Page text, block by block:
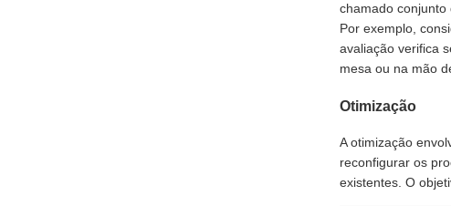
chamado conjunto
Por exemplo,
avaliação verifica
mesa ou na mão
Otimização
A otimização
reconfigurar os
existentes. O